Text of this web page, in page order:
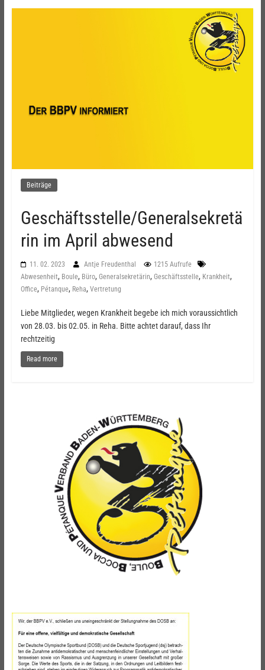
Beiträge
Geschäftsstelle/Generalsekretä
rin im April abwesend
11. 02. 2023 Antje Freudenthal
1215 Aufrufe
Abwesenheit, Boule, Büro, Generalsekretärin, Geschäftsstelle, Krankheit,
Office, Pétanque, Reha, Vertretung
Liebe Mitglieder, wegen Krankheit begebe ich mich voraussichtlich
von 28.03. bis 02.05. in Reha. Bitte achtet darauf, dass Ihr
rechtzeitig
Read more